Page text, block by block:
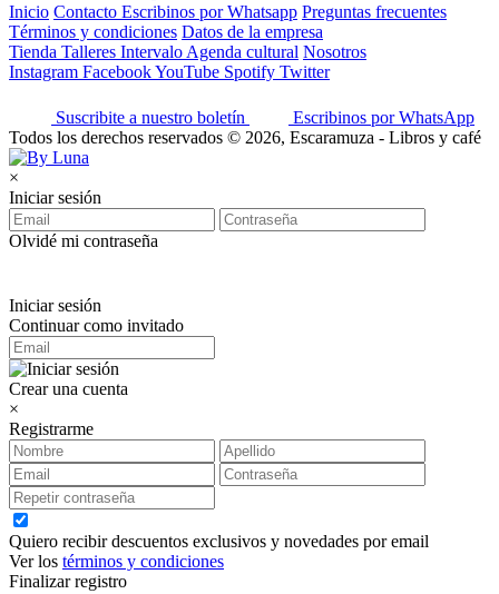
Inicio Contacto Escribinos por Whatsapp Preguntas frecuentes
Términos y condiciones Datos de la empresa
Tienda Talleres Intervalo Agenda cultural Nosotros
Instagram FacebookYouTube Spotify Twitter
Suscribite a nuestro boletín
Escribinos por WhatsApp
Todos los derechos reservados © 2026, Escaramuza - Libros y café
×
Iniciar sesión
Olvidé mi contraseña
Iniciar sesión
Continuar como invitado
Crear una cuenta
×
Registrarme
Quiero recibir descuentos exclusivos y novedades por email
Ver los términos y condiciones
Finalizar registro